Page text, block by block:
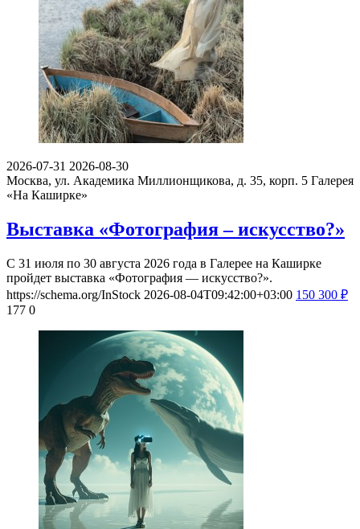
2026-07-31 2026-08-30
Москва, ул. Академика Миллионщикова, д. 35, корп. 5 Галерея
«На Каширке»
Выставка «Фотография – искусство?»
С 31 июля по 30 августа 2026 года в Галерее на Каширке
пройдет выставка «Фотография — искусство?».
https://schema.org/InStock 2026-08-04T09:42:00+03:00 150 300 ₽
177 0